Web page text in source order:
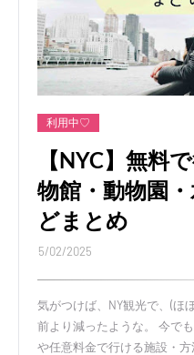
利用中♡
【NYC】無料
物館・動物園
どまとめ
5/02/2025
気がつけば、NY観光で、(ほ
前より減ったような。 今で
や任意料金で行ける施設・方